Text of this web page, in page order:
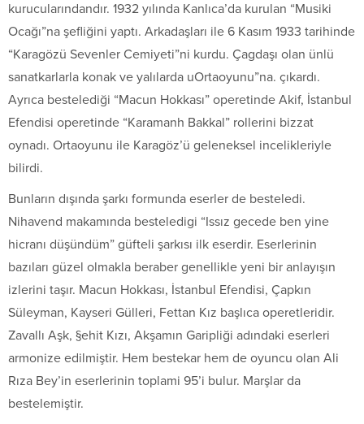
kurucularındandır. 1932 yılında Kanlıca’da kurulan “Musiki
Ocağı”na şefliğini yaptı. Arkadaşları ile 6 Kasım 1933 tarihinde
“Karagözü Sevenler Cemiyeti”ni kurdu. Çagdaşı olan ünlü
sanatkarlarla konak ve yalılarda uOrtaoyunu”na. çıkardı.
Ayrıca bestelediği “Macun Hokkası” operetinde Akif, İstanbul
Efendisi operetinde “Karamanh Bakkal” rollerini bizzat
oynadı. Ortaoyunu ile Karagöz’ü geleneksel incelikleriyle
bilirdi.
Bunların dışında şarkı formunda eserler de besteledi.
Nihavend makamında besteledigi “Issız gecede ben yine
hicranı düşündüm” güfteli şarkısı ilk eserdir. Eserlerinin
bazıları güzel olmakla beraber genellikle yeni bir anlayışın
izlerini taşır. Macun Hokkası, İstanbul Efendisi, Çapkın
Süleyman, Kayseri Gülleri, Fettan Kız başlıca operetleridir.
Zavallı Aşk, §ehit Kızı, Akşamın Garipliği adındaki eserleri
armonize edilmiştir. Hem bestekar hem de oyuncu olan Ali
Rıza Bey’in eserlerinin toplami 95’i bulur. Marşlar da
bestelemiştir.